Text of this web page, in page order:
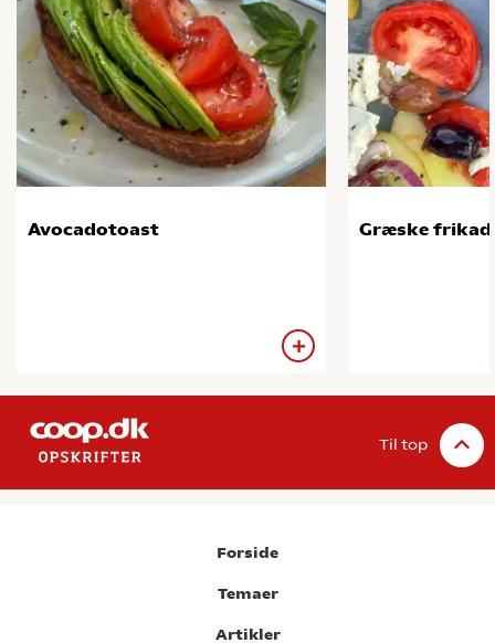
Avocadotoast Græske
Til top
Forside
Temaer
Artikler